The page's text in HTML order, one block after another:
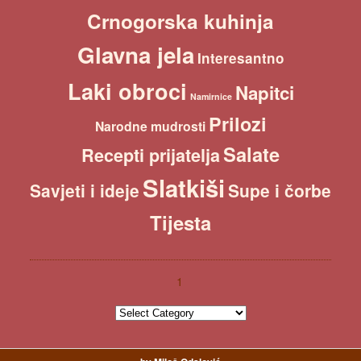
Crnogorska kuhinja
Glavna jela Interesantno
Laki obroci Namirnice Napitci
Narodne mudrosti Prilozi
Recepti prijateljaSalate
Savjeti i ideje Slatkiši Supe i čorbe
Tijesta
1